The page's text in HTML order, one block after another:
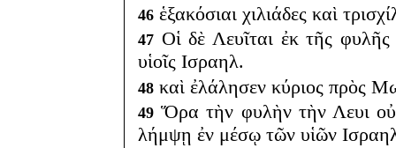
46 ἑξακόσιαι χιλιάδες καὶ
47 Οἱ δὲ Λευῖται ἐκ τῆς
υἱοῖς Ισραηλ.
48 καὶ ἐλάλησεν κύριος πρὸς
49 Ὅρα τὴν φυλὴν τὴν Λευι
λήμψῃ ἐν μέσῳ τῶν υἱῶν